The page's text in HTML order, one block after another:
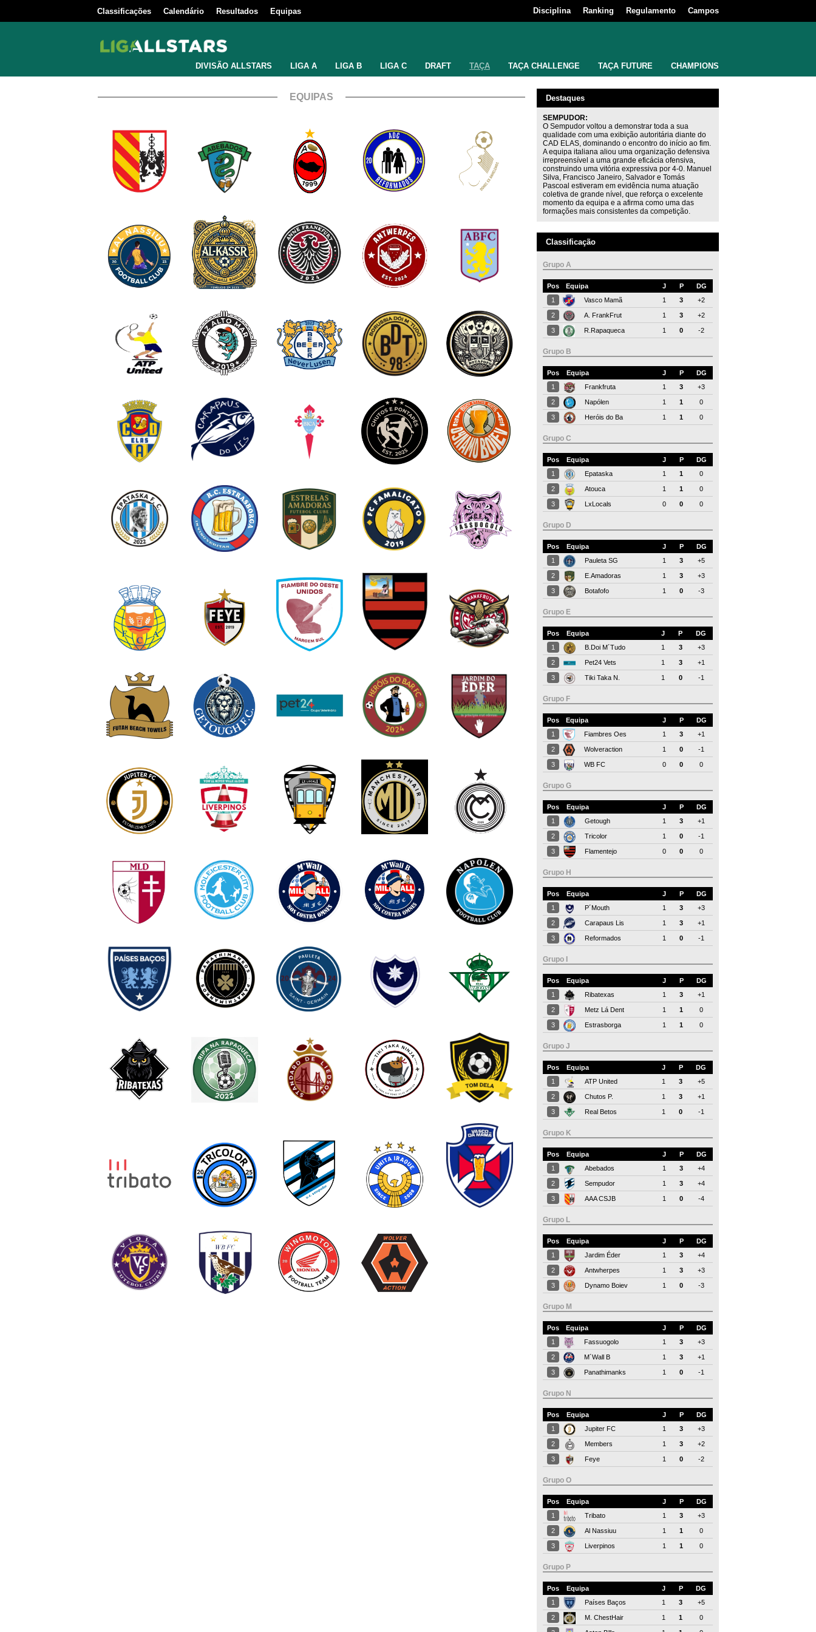
Classificações Calendário Resultados Equipas Disciplina Ranking Regulamento Campos
DIVISÃO ALLSTARS LIGA A LIGA B LIGA C DRAFT TAÇA TAÇA CHALLENGE TAÇA FUTURE CHAMPIONS
EQUIPAS Destaques
SEMPUDOR:
O Sempudor voltou a demonstrar toda a sua
qualidade com uma exibição autoritária diante do
CAD ELAS, dominando o encontro do início ao fim.
A equipa italiana aliou uma organização defensiva
irrepreensível a uma grande eficácia ofensiva,
construindo uma vitória expressiva por 4-0. Manuel
Silva, Francisco Janeiro, Salvador e Tomás
Pascoal estiveram em evidência numa atuação
coletiva de grande nível, que reforça o excelente
momento da equipa e a afirma como uma das
formações mais consistentes da competição.
Classificação
Grupo A
Pos Equipa J P
DG
1
Vasco Mamã 1 3 +2
2 A. FrankFrut 1 3 +2
3 R.Rapaqueca 1 0 -2
Grupo B
Pos Equipa J P
DG
1
Frankfruta 1 3 +3
2 Napólen 1 1 0
3 Heróis do Ba 1 1 0
Grupo C
Pos Equipa J P
DG
1
Epataska 1 1 0
2 Atouca 1 1 0
3 LxLocals 0 0 0
Grupo D
Pos Equipa J P
DG
1
Pauleta SG 1 3 +5
2 E.Amadoras 1 3 +3
3 Botafofo 1 0 -3
Grupo E
Pos Equipa J P
DG
1
B.Doi M´Tudo 1 3 +3
2 Pet24 Vets 1 3 +1
3 Tiki Taka N. 1 0 -1
Grupo F
Pos Equipa J P
DG
1
Fiambres Oes 1 3 +1
2 Wolveraction 1 0 -1
3 WB FC 0 0 0
Grupo G
Pos Equipa J P
DG
1
Getough 1 3 +1
2 Tricolor 1 0 -1
3 Flamentejo 0 0 0
Grupo H
Pos Equipa J P
DG
1
P´Mouth 1 3 +3
2 Carapaus Lis 1 3 +1
3 Reformados 1 0 -1
Grupo I
Pos Equipa J P
DG
1
Ribatexas 1 3 +1
2 Metz Lá Dent 1 1 0
3 Estrasborga 1 1 0
Grupo J
Pos Equipa J P
DG
1
ATP United 1 3 +5
2 Chutos P. 1 3 +1
3 Real Betos 1 0 -1
Grupo K
Pos Equipa J P
DG
1
Abebados 1 3 +4
2 Sempudor 1 3 +4
3 AAA CSJB 1 0 -4
Grupo L
Pos Equipa J P
DG
1
Jardim Éder 1 3 +4
2 Antwherpes 1 3 +3
3 Dynamo Boiev 1 0 -3
Grupo M
Pos Equipa J P
DG
1
Fassuogolo 1 3 +3
2 M´Wall B 1 3 +1
3 Panathimanks 1 0 -1
Grupo N
Pos Equipa J P
DG
1
Jupiter FC 1 3 +3
2 Members 1 3 +2
3 Feye 1 0 -2
Grupo O
Pos Equipa J P
DG
1
Tribato 1 3 +3
2 Al Nassiuu 1 1 0
3 Liverpinos 1 1 0
Grupo P
Pos Equipa J P
DG
1
Países Baços 1 3 +5
2 M. ChestHair 1 1 0